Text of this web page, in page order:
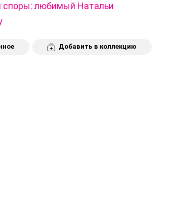
споры: любимый Натальи
Добавить в коллекцию